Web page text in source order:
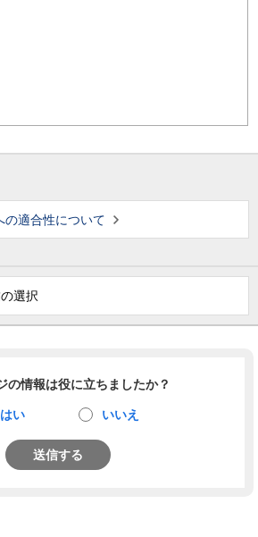
の適合性について
選択
の情報は役に立ちましたか？
はい いいえ
送信する